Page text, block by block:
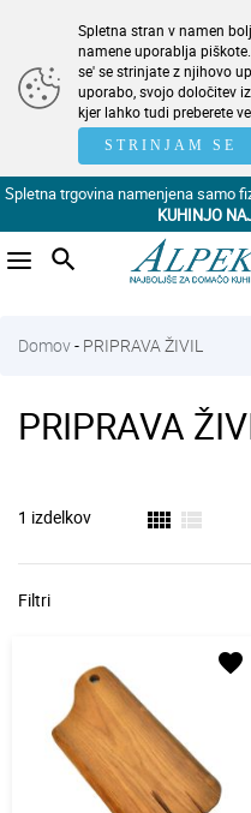
Spletna stran v namen
namene uporablja
se' se strinjate z njihovo
uporabo, svojo določitev
kjer lahko tudi preberete
STRINJAM SE
Spletna trgovina namenjena samo
KUHINJO
search
Domov- PRIPRAVA ŽIVIL
PRIPRAVA
1 izdelkov view_comfy view_list
Filtri
favorite